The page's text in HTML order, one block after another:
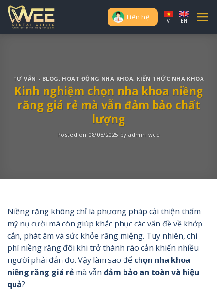
Skip
content
Liên hệ VI EN
TƯ VẤN - BLOG, HOẠT ĐỘNG NHA KHOA, KIẾN THỨC NHA KHOA
Kinh nghiệm chọn nha khoa niềng
răng giá rẻ mà vẫn đảm bảo chất
lượng
Posted on 08/08/2025 byadmin.wee
Niềng răng không chỉ là phương pháp cải thiện thẩm
mỹ nụ cười mà còn giúp khắc phục các vấn đề về khớp
cắn, phát âm và sức khỏe răng miệng. Tuy nhiên, chi
phí niềng răng đôi khi trở thành rào cản khiến nhiều
người phải đắn đo. Vậy làm sao để chọn nha khoa
niềng răng giá rẻ mà vẫn đảm bảo an toàn và hiệu
quả?